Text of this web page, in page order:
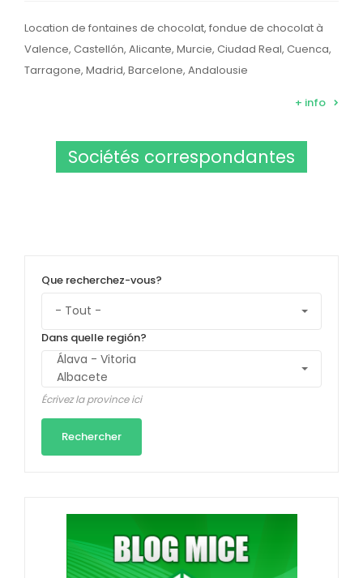
Location de fontaines de chocolat, fondue de chocolat à
Valence, Castellón, Alicante, Murcie, Ciudad Real, Cuenca,
Tarragone, Madrid, Barcelone, Andalousie
+ info
Sociétés correspondantes
Que recherchez-vous?
Dans quelle región?
Écrivez la province ici